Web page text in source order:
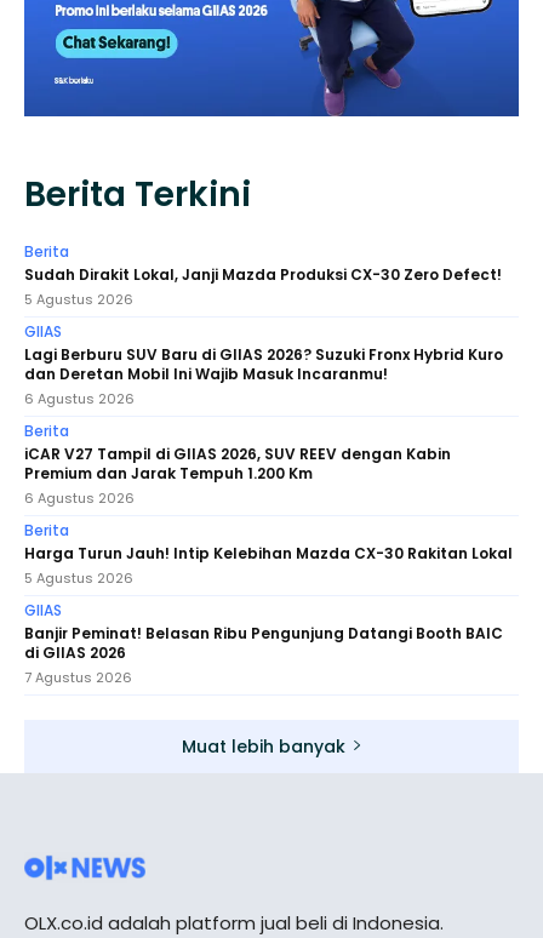
Berita Terkini
Berita
Sudah Dirakit Lokal, Janji Mazda Produksi CX-30 Zero Defect!
5 Agustus 2026
GIIAS
Lagi Berburu SUV Baru di GIIAS 2026? Suzuki Fronx Hybrid Kuro
dan Deretan Mobil Ini Wajib Masuk Incaranmu!
6 Agustus 2026
Berita
iCAR V27 Tampil di GIIAS 2026, SUV REEV dengan Kabin
Premium dan Jarak Tempuh 1.200 Km
6 Agustus 2026
Berita
Harga Turun Jauh! Intip Kelebihan Mazda CX-30 Rakitan Lokal
5 Agustus 2026
GIIAS
Banjir Peminat! Belasan Ribu Pengunjung Datangi Booth BAIC
di GIIAS 2026
7 Agustus 2026
Muat lebih banyak
OLX.co.id adalah platform jual beli di Indonesia.